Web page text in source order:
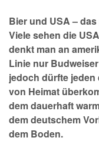
Bier und USA –
Viele sehen die
denkt man an
Linie nur
jedoch dürfte
von Heimat
dem dauerhaft
dem deutschem
dem Boden.